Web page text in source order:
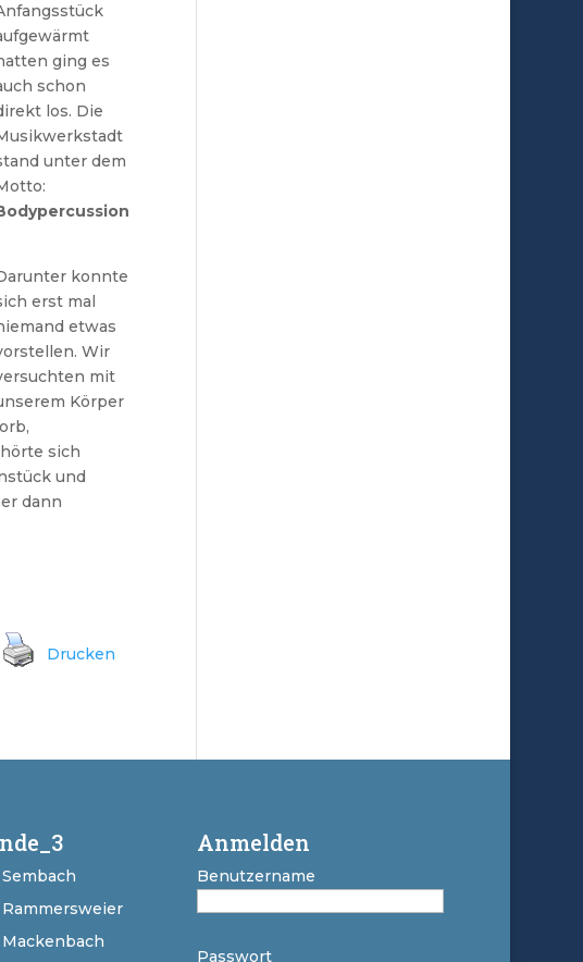
ging es
schon
los. Die
unter dem
konnte
erst mal
etwas
Wir
mit
Körper
sich
und
dann
Drucken
Anmelden
Benutzername
Passwort